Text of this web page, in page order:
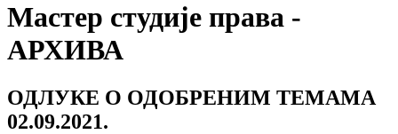
Мастер студије права -
АРХИВА
ОДЛУКЕ О ОДОБРЕНИМ ТЕМАМА
02.09.2021.